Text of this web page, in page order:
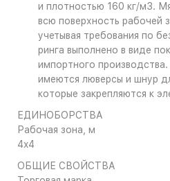
и плотностью 160 кг/м3.
всю поверхность рабочей
учетывая требования по
ринга выполнено в виде
импортного
имеются люверсы и шнур
которые закрепляются к
ЕДИНОБОРСТВА
Рабочая зона, м
4x4
ОБЩИЕ СВОЙСТВА